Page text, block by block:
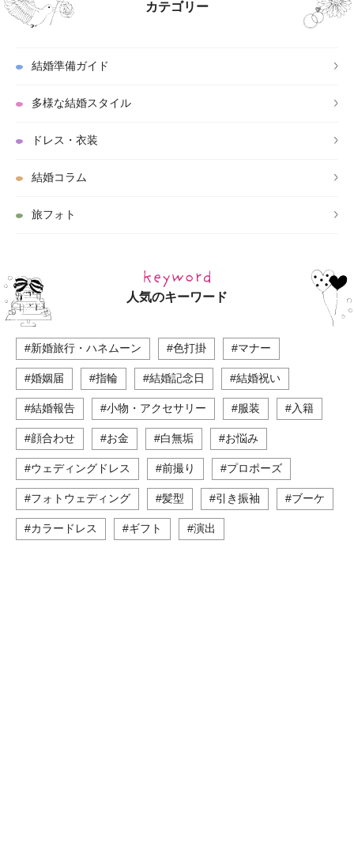
カテゴリー
結婚準備ガイド
多様な結婚スタイル
ドレス・衣装
結婚コラム
旅フォト
人気のキーワード
#新婚旅行・ハネムーン #色打掛 #マナー
#婚姻届 #指輪 #結婚記念日 #結婚祝い
#結婚報告 #小物・アクセサリー #服装 #入籍
#顔合わせ #お金 #白無垢 #お悩み
#ウェディングドレス #前撮り #プロポーズ
#フォトウェディング #髪型 #引き振袖 #ブーケ
#カラードレス #ギフト #演出